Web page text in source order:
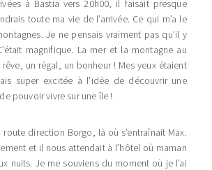
à Bastia vers 20h00, il faisait presque
toute ma vie de l’arrivée. Ce qui m’a le
Je ne pensais vraiment pas qu’il y
magnifique. La mer et la montagne au
un régal, un bonheur ! Mes yeux étaient
super excitée à l’idée de découvrir une
pouvoir vivre sur une île !
direction Borgo, là où s’entraînait Max.
et il nous attendait à l’hôtel où maman
nuits. Je me souviens du moment où je l’ai